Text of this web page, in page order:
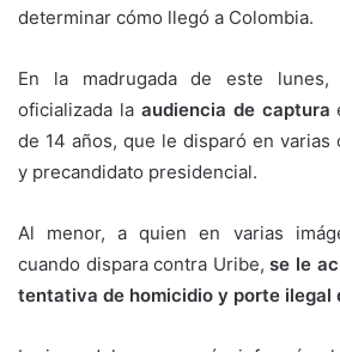
determinar cómo llegó a Colombia.
En la madrugada de este lunes,
oficializada la audiencia de captura
de 14 años, que le disparó en varias
y precandidato presidencial.
Al menor, a quien en varias
cuando dispara contra Uribe,se le
tentativa de homicidio y porte ilegal